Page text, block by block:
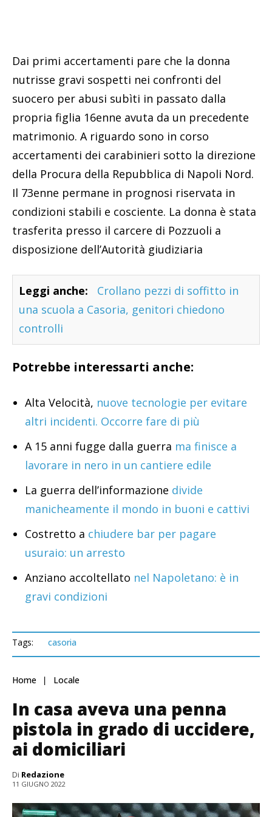
Dai primi accertamenti pare che la donna
nutrisse gravi sospetti nei confronti del
suocero per abusi subìti in passato dalla
propria figlia 16enne avuta da un precedente
matrimonio. A riguardo sono in corso
accertamenti dei carabinieri sotto la direzione
della Procura della Repubblica di Napoli Nord.
Il 73enne permane in prognosi riservata in
condizioni stabili e cosciente. La donna è stata
trasferita presso il carcere di Pozzuoli a
disposizione dell’Autorità giudiziaria
Leggi anche:
Crollano pezzi di soffitto in
una scuola a Casoria, genitori chiedono
controlli
Potrebbe interessarti anche:
Alta Velocità, nuove tecnologie per evitare
altri incidenti. Occorre fare di più
A 15 anni fugge dalla guerra ma finisce a
lavorare in nero in un cantiere edile
La guerra dell’informazione divide
manicheamente il mondo in buoni e cattivi
Costretto a chiudere bar per pagare
usuraio: un arresto
Anziano accoltellato nel Napoletano: è in
gravi condizioni
Tags: casoria
Home Locale
In casa aveva una penna
pistola in grado di uccidere,
ai domiciliari
Di Redazione
11 GIUGNO 2022